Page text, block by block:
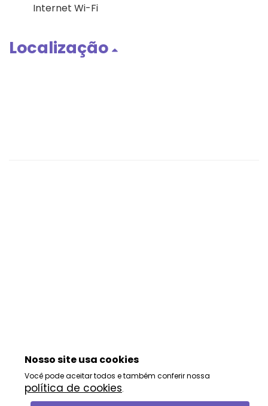
Internet Wi-Fi
Localização
Nosso site usa cookies
Você pode aceitar todos e também conferir nossa
política de cookies.